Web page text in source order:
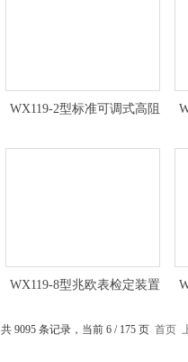
WX119-2型标准可调式高阻
WX119-8型兆欧表检定装置
共 9095 条记录，当前 6 / 175 页 首页